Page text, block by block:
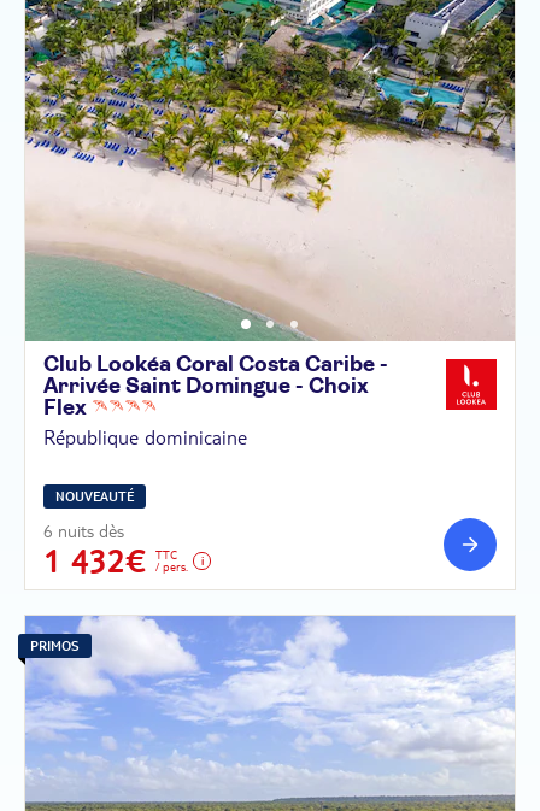
Club Lookéa Coral Costa Caribe -
Arrivée Saint Domingue - Choix
Flex
République dominicaine
NOUVEAUTÉ
6 nuits dès
1 432€
TTC
/ pers.
PRIMOS